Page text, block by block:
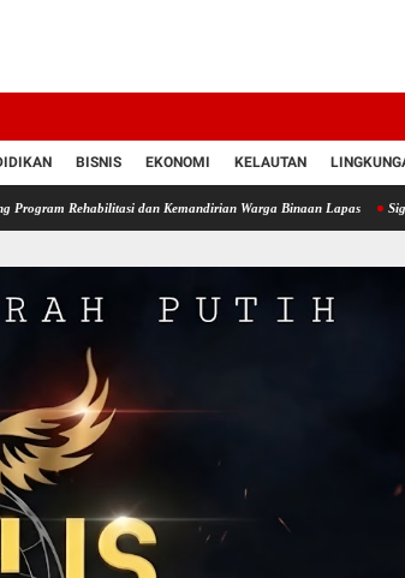
BISNIS EKONOMI KELAUTAN
dan Kemandirian Warga Binaan Lapas Sigap &